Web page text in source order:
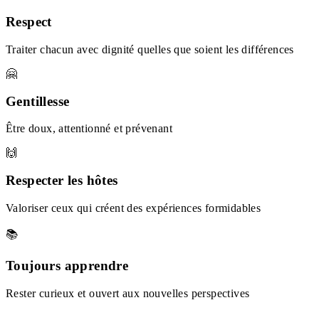
Respect
Traiter chacun avec dignité quelles que soient les différences
🤗
Gentillesse
Être doux, attentionné et prévenant
🙌
Respecter les hôtes
Valoriser ceux qui créent des expériences formidables
📚
Toujours apprendre
Rester curieux et ouvert aux nouvelles perspectives